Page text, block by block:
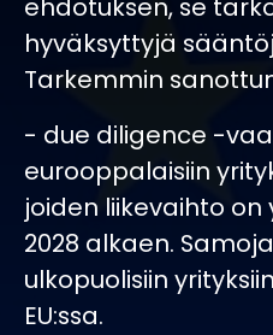
ehdotuksen, se
hyväksyttyjä
Tarkemmin
- due diligence -
eurooppalaisiin
joiden liikevaihto
2028 alkaen.
ulkopuolisiin
EU:ssa.